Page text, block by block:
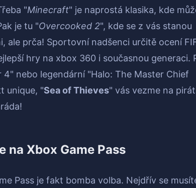
"Minecraft" je naprostá klasika, kde
je tu "Overcooked 2", kde se z vás stanou
ale prča! Sportovní nadšenci určitě ocení
hry na xbox 360 i současnou generaci.
nebo legendární "Halo: The Master Chief
unique, "Sea of Thieves" vás vezme na
na Xbox Game Pass
Pass je fakt bomba volba. Nejdřív se